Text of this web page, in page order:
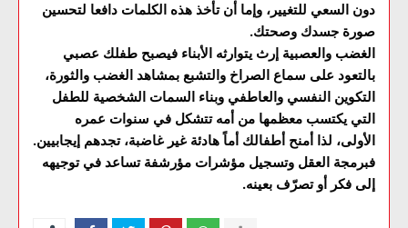
دون السعي للتغيير، وإما أن تأخذ هذه الكلمات دافعا لتحسين
صورة جسدك وصحتك.
الغضب والعصبية إرث يتوارثه الأبناء فيصبح طفلك عصبي
بالتعود على سماع الصراخ والتشبع بمشاهد الغضب والثورة،
التكوين النفسي والعاطفي وبناء السمات الشخصية للطفل
التي يكتسب معظمها من أمه تتشكل في سنوات عمره
الأولى، لذا أمنح أطفالك أماً هادئة غير غاضبة، تجدهم إيجابيين.
فبرمجة العقل وتسجيل مؤشرات مؤرشفة تساعد في توجيهه
إلى فكر أو تصرّف بعينه.